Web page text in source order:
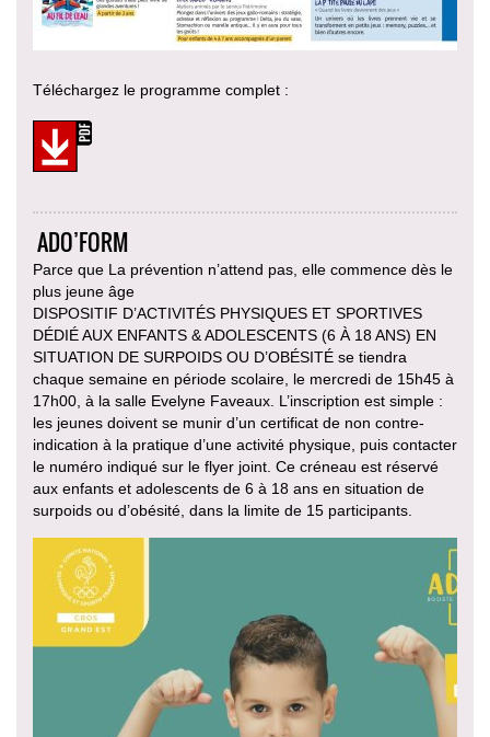
Téléchargez le programme complet :
ADO’FORM
Parce que La prévention n’attend pas, elle commence dès le
plus jeune âge
DISPOSITIF D’ACTIVITÉS PHYSIQUES ET SPORTIVES
DÉDIÉ AUX ENFANTS & ADOLESCENTS (6 À 18 ANS) EN
SITUATION DE SURPOIDS OU D’OBÉSITÉ se tiendra
chaque semaine en période scolaire, le mercredi de 15h45 à
17h00, à la salle Evelyne Faveaux. L’inscription est simple :
les jeunes doivent se munir d’un certificat de non contre-
indication à la pratique d’une activité physique, puis contacter
le numéro indiqué sur le flyer joint. Ce créneau est réservé
aux enfants et adolescents de 6 à 18 ans en situation de
surpoids ou d’obésité, dans la limite de 15 participants.